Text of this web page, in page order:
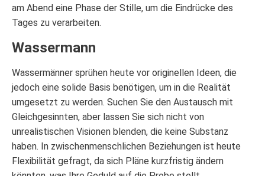
am Abend eine Phase der Stille, um die Eindrücke des
Tages zu verarbeiten.
Wassermann
Wassermänner sprühen heute vor originellen Ideen, die
jedoch eine solide Basis benötigen, um in die Realität
umgesetzt zu werden. Suchen Sie den Austausch mit
Gleichgesinnten, aber lassen Sie sich nicht von
unrealistischen Visionen blenden, die keine Substanz
haben. In zwischenmenschlichen Beziehungen ist heute
Flexibilität gefragt, da sich Pläne kurzfristig ändern